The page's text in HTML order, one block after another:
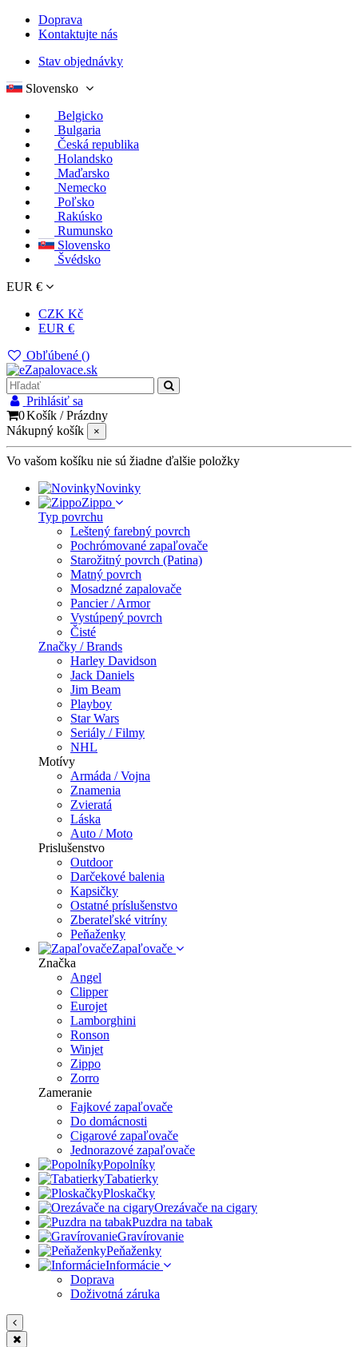
Doprava
Kontaktujte nás
Stav objednávky
Slovensko
Belgicko
Bulgaria
Česká republika
Holandsko
Maďarsko
Nemecko
Poľsko
Rakúsko
Rumunsko
Slovensko
Švédsko
EUR €
CZK Kč
EUR €
Obľúbené ()
Prihlásiť sa
0Košík /Prázdny
Nákupný košík
×
Vo vašom košíku nie sú žiadne ďalšie položky
Novinky
Zippo
Typ povrchu
Leštený farebný povrch
Pochrómované zapaľovače
Starožitný povrch (Patina)
Matný povrch
Mosadzné zapalovače
Pancier / Armor
Vystúpený povrch
Čisté
Značky / Brands
Harley Davidson
Jack Daniels
Jim Beam
Playboy
Star Wars
Seriály / Filmy
NHL
Motívy
Armáda / Vojna
Znamenia
Zvieratá
Láska
Auto / Moto
Prislušenstvo
Outdoor
Darčekové balenia
Kapsičky
Ostatné príslušenstvo
Zberateľské vitríny
Peňaženky
Zapaľovače
Značka
Angel
Clipper
Eurojet
Lamborghini
Ronson
Winjet
Zippo
Zorro
Zameranie
Fajkové zapaľovače
Do domácnosti
Cigarové zapaľovače
Jednorazové zapaľovače
Popolníky
Tabatierky
Ploskačky
Orezávače na cigary
Puzdra na tabak
Gravírovanie
Peňaženky
Informácie
Doprava
Doživotná záruka